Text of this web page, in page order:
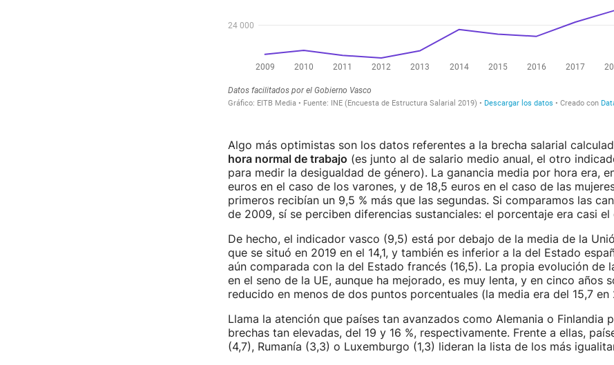
Algo más optimistas son los datos referentes a la brecha salarial
hora normal de trabajo (es junto al de salario medio anual, el otro
para medir la desigualdad de género). La ganancia media por hora era,
euros en el caso de los varones, y de 18,5 euros en el caso de las
primeros recibían un 9,5 % más que las segundas. Si comparamos las
de 2009, sí se perciben diferencias sustanciales: el porcentaje era casi el
De hecho, el indicador vasco (9,5) está por debajo de la media de la
que se situó en 2019 en el 14,1, y también es inferior a la del Estado
aún comparada con la del Estado francés (16,5). La propia evolución de
en el seno de la UE, aunque ha mejorado, es muy lenta, y en cinco años
reducido en menos de dos puntos porcentuales (la media era del 15,7 en
Llama la atención que países tan avanzados como Alemania o Finlandia
brechas tan elevadas, del 19 y 16 %, respectivamente. Frente a ellas,
(4,7), Rumanía (3,3) o Luxemburgo (1,3) lideran la lista de los más